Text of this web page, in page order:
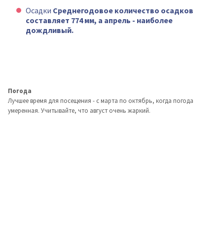
Осадки Среднегодовое количество осадков
составляет 774 мм, а апрель - наиболее
дождливый.
Погода
Лучшее время для посещения - с марта по октябрь, когда погода
умеренная. Учитывайте, что август очень жаркий.